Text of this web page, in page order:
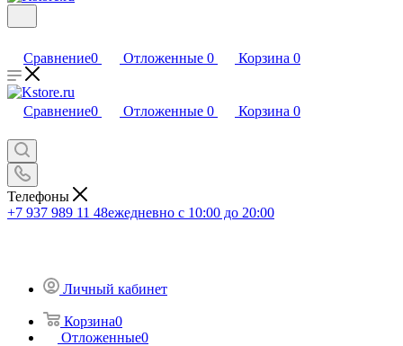
Сравнение0 Отложенные 0 Корзина 0
Сравнение0 Отложенные 0 Корзина 0
Телефоны
+7 937 989 11 48ежедневно с 10:00 до 20:00
Личный кабинет
Корзина0
Отложенные0